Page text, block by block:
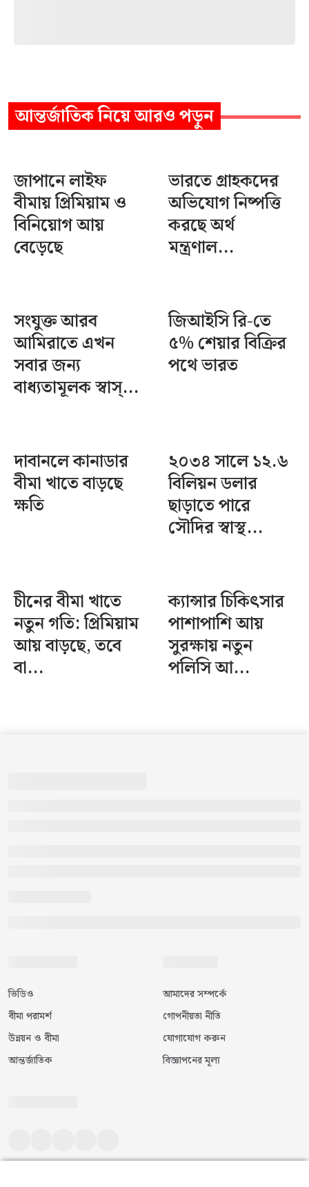
আন্তর্জাতিকনিয়ে আরও পড়ুন
জাপানে লাইফ
বীমায় প্রিমিয়াম ও
বিনিয়োগ আয়
বেড়েছে
ভারতে গ্রাহকদের
অভিযোগ নিষ্পত্তি
করছে অর্থ
মন্ত্রণাল...
সংযুক্ত আরব
আমিরাতে এখন
সবার জন্য
বাধ্যতামূলক স্বাস্...
জিআইসি রি-তে
৫% শেয়ার বিক্রির
পথে ভারত
দাবানলে কানাডার
বীমা খাতে বাড়ছে
ক্ষতি
২০৩৪ সালে ১২.৬
বিলিয়ন ডলার
ছাড়াতে পারে
সৌদির স্বাস্থ...
চীনের বীমা খাতে
নতুন গতি: প্রিমিয়াম
আয় বাড়ছে, তবে
বা...
ক্যান্সার চিকিৎসার
পাশাপাশি আয়
সুরক্ষায় নতুন
পলিসি আ...
ভিডিও
বীমা পরামর্শ
উন্নয়ন ও বীমা
আন্তর্জাতিক
আমাদের সম্পর্কে
গোপনীয়তা নীতি
যোগাযোগ করুন
বিজ্ঞাপনের মূল্য